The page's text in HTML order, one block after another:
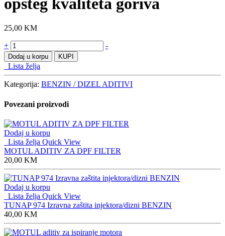
25,00 KM
TUNAP
183
DIESEL
za
zaštitu
opšteg
goriva
+ -
Dodaj u korpu KUPI
Lista želja
Kategorija: BENZIN / DIZEL ADITIVI
Povezani proizvodi
Dodaj u korpu
Lista želja Quick View
MOTUL ADITIV ZA DPF FILTER
20,00 KM
Dodaj u korpu
Lista želja Quick View
TUNAP 974 Izravna zaštita injektora/dizni BENZIN
40,00 KM